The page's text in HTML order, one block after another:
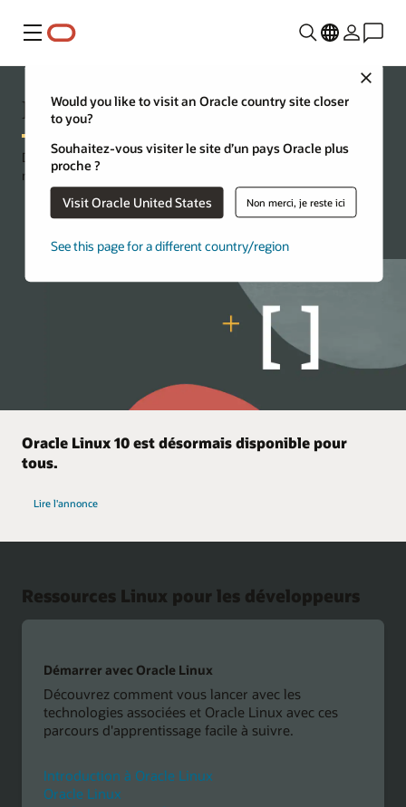
Menu
Would you like to visit an Oracle country site closer
to you?
Souhaitez-vous visiter le site d’un pays Oracle plus
proche ?
Visit Oracle United States Non merci, je reste ici
See this page for a different country/region
Linux
Découvrez des ressources actualisées et les outils les plus
modernes pour développer des applications avec Linux.
Oracle Linux 10 est désormais disponible pour
tous.
Lire l'annonce
Ressources Linux pour les développeurs
Démarrer avec Oracle Linux
Découvrez comment vous lancer avec les
technologies associées et Oracle Linux avec ces
parcours d'apprentissage facile à suivre.
Introduction à Oracle Linux
Oracle Linux